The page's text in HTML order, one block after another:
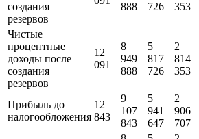
создания
резервов
888
726
353
Чистые
процентные
доходы поcле
создания
резервов
12
091
8
949
888
5
817
726
2
814
353
Прибыль до
налогообложения
12
843
9
107
843
5
941
647
2
906
707